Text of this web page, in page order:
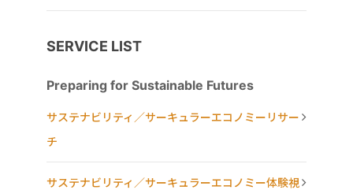
SERVICE LIST
Preparing for Sustainable Futures
サステナビリティ／サーキュラーエコノミーリサー
チ
サステナビリティ／サーキュラーエコノミー体験視